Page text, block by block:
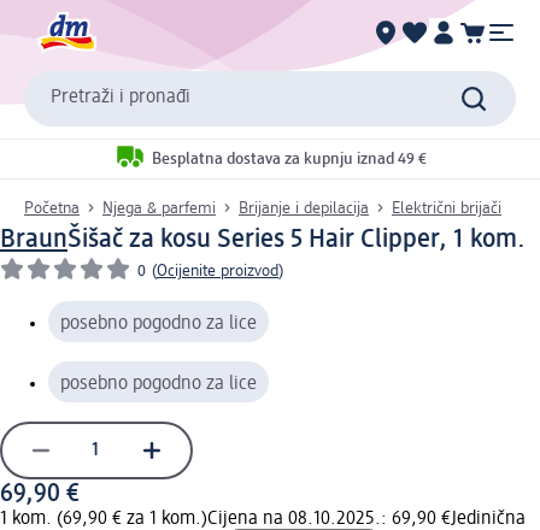
Pretraži i pronađi
Besplatna dostava za kupnju iznad 49 €
Početna Njega & parfemi Brijanje i depilacija Električni brijači
BraunŠišač za kosu Series 5 Hair Clipper, 1 kom.
0 (Ocijenite proizvod)
posebno pogodno za lice
posebno pogodno za lice
69,90 €
1 kom. (69,90 € za 1 kom.)Cijena na 08.10.2025.: 69,90 €Jedinična